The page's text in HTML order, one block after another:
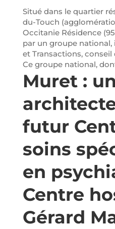
Situé dans le quartier
du-Touch
Occitanie Résidence
par un groupe
et Transactions, conseil
Ce groupe national,
Muret : un
futur
soins
en
Centre
Gérard